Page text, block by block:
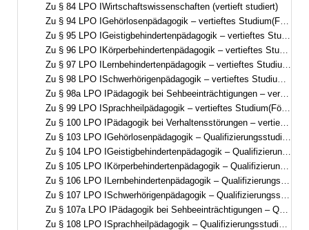
Zu § 84 LPO IWirtschaftswissenschaften (vertieft studiert)
Zu § 94 LPO IGehörlosenpädagogik – vertieftes Studium(Förderschwerpunkt Hören, visuell-auditive Ausrichtung)
Zu § 95 LPO IGeistigbehindertenpädagogik – vertieftes Studium(Förderschwerpunkt geistige Entwicklung)
Zu § 96 LPO IKörperbehindertenpädagogik – vertieftes Studium(Förderschwerpunkt körperliche und motorische Entwicklung)
Zu § 97 LPO ILernbehindertenpädagogik – vertieftes Studium(Förderschwerpunkt Lernen – Pädagogik bei Lernschwierigkeiten/Lernbeeinträchtigungen)
Zu § 98 LPO ISchwerhörigenpädagogik – vertieftes Studium(Förderschwerpunkt Hören, auditiv-visuelle Ausrichtung)
Zu § 98a LPO IPädagogik bei Sehbeeinträchtigungen – vertieftes Studium(Förderschwerpunkt Sehen)
Zu § 99 LPO ISprachheilpädagogik – vertieftes Studium(Förderschwerpunkt Sprache)
Zu § 100 LPO IPädagogik bei Verhaltensstörungen – vertieftes Studium(Förderschwerpunkt emotionale und soziale Entwicklung)
Zu § 103 LPO IGehörlosenpädagogik – Qualifizierungsstudium(Förderschwerpunkt Hören, visuell-auditive Ausrichtung)
Zu § 104 LPO IGeistigbehindertenpädagogik – Qualifizierungsstudium(Förderschwerpunkt geistige Entwicklung)
Zu § 105 LPO IKörperbehindertenpädagogik – Qualifizierungsstudium(Förderschwerpunkt körperliche und motorische Entwicklung)
Zu § 106 LPO ILernbehindertenpädagogik – Qualifizierungsstudium(Förderschwerpunkt Lernen – Pädagogik bei Lernschwierigkeiten/Lernbeeinträchtigungen)
Zu § 107 LPO ISchwerhörigenpädagogik – Qualifizierungsstudium(Förderschwerpunkt Hören, auditiv-visuelle Ausrichtung)
Zu § 107a LPO IPädagogik bei Sehbeeinträchtigungen – Qualifizierungsstudium(Förderschwerpunkt Sehen)
Zu § 108 LPO ISprachheilpädagogik – Qualifizierungsstudium(Förderschwerpunkt Sprache)